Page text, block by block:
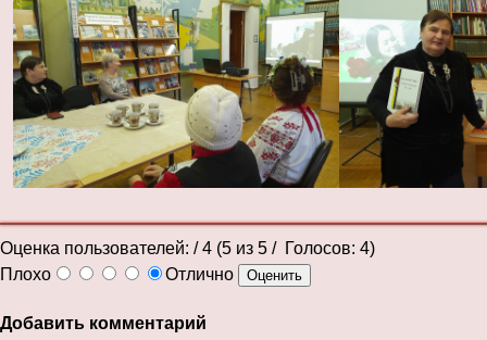
Оценка пользователей: / 4 (5 из 5 / Голосов: 4)
Плохо
Отлично
Добавить комментарий